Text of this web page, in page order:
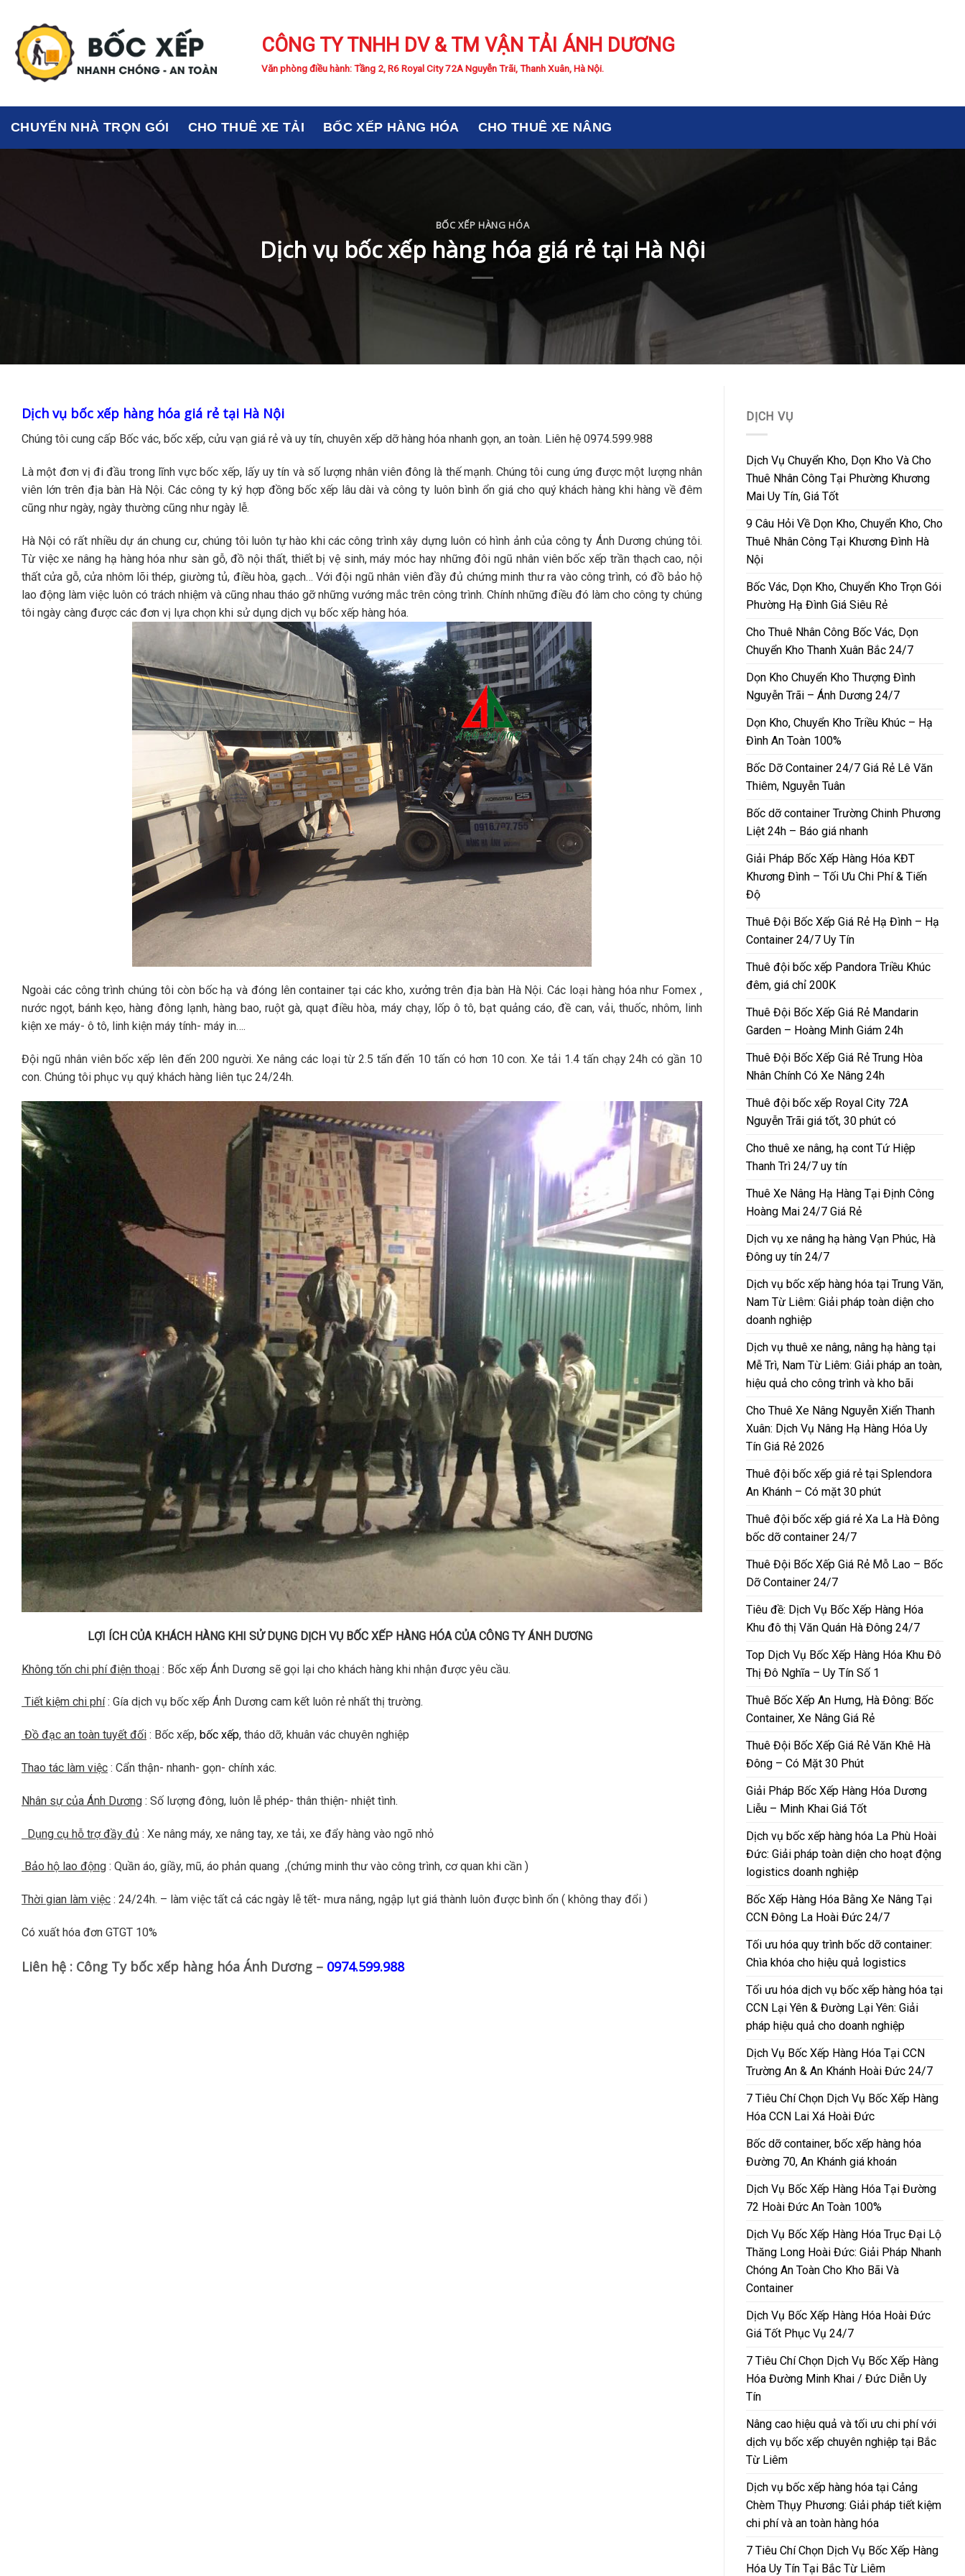
content
CÔNG TY TNHH DV & TM VẬN TẢI ÁNH DƯƠNG
Văn phòng điều hành: Tầng 2, R6 Royal City 72A Nguyễn Trãi, Thanh Xuân, Hà Nội.
CHUYỂN NHÀ TRỌN GÓI CHO THUÊ XE TẢI BỐC XẾP HÀNG HÓA CHO THUÊ XE NÂNG
BỐC XẾP HÀNG HÓA
Dịch vụ bốc xếp hàng hóa giá rẻ tại Hà Nội
Dịch vụ bốc xếp hàng hóa giá rẻ tại Hà Nội
Chúng tôi cung cấp Bốc vác, bốc xếp, cửu vạn giá rẻ và uy tín, chuyên xếp dỡ hàng hóa nhanh gọn, an toàn. Liên hệ 0974.599.988
Là một đơn vị đi đầu trong lĩnh vực bốc xếp, lấy uy tín và số lượng nhân viên đông là thế mạnh. Chúng tôi cung ứng được một lượng nhân
viên lớn trên địa bàn Hà Nội. Các công ty ký hợp đồng bốc xếp lâu dài và công ty luôn bình ổn giá cho quý khách hàng khi hàng về đêm
cũng như ngày, ngày thường cũng như ngày lễ.
Hà Nội có rất nhiều dự án chung cư, chúng tôi luôn tự hào khi các công trình xây dựng luôn có hình ảnh của công ty Ánh Dương chúng tôi.
Từ việc xe nâng hạ hàng hóa như sàn gỗ, đồ nội thất, thiết bị vệ sinh, máy móc hay những đôi ngũ nhân viên bốc xếp trần thạch cao, nội
thất cửa gỗ, cửa nhôm lõi thép, giường tủ, điều hòa, gạch… Với đội ngũ nhân viên đầy đủ chứng minh thư ra vào công trình, có đồ bảo hộ
lao động làm việc luôn có trách nhiệm và cũng nhau tháo gỡ những vướng mắc trên công trình. Chính những điều đó làm cho công ty chúng
tôi ngày càng được các đơn vị lựa chọn khi sử dụng dịch vụ bốc xếp hàng hóa.
Ngoài các công trình chúng tôi còn bốc hạ và đóng lên container tại các kho, xưởng trên địa bàn Hà Nội. Các loại hàng hóa như Fomex ,
nước ngọt, bánh kẹo, hàng đông lạnh, hàng bao, ruột gà, quạt điều hòa, máy chạy, lốp ô tô, bạt quảng cáo, đề can, vải, thuốc, nhôm, linh
kiện xe máy- ô tô, linh kiện máy tính- máy in….
Đội ngũ nhân viên bốc xếp lên đến 200 người. Xe nâng các loại từ 2.5 tấn đến 10 tấn có hơn 10 con. Xe tải 1.4 tấn chạy 24h có gần 10
con. Chúng tôi phục vụ quý khách hàng liên tục 24/24h.
LỢI ÍCH CỦA KHÁCH HÀNG KHI SỬ DỤNG DỊCH VỤ BỐC XẾP HÀNG HÓA CỦA CÔNG TY ÁNH DƯƠNG
Không tốn chi phí điện thoại : Bốc xếp Ánh Dương sẽ gọi lại cho khách hàng khi nhận được yêu cầu.
Tiết kiệm chi phí: Gía dịch vụ bốc xếp Ánh Dương cam kết luôn rẻ nhất thị trường.
Đồ đạc an toàn tuyết đối : Bốc xếp, bốc xếp, tháo dỡ, khuân vác chuyên nghiệp
Thao tác làm việc : Cẩn thận- nhanh- gọn- chính xác.
Nhân sự của Ánh Dương : Số lượng đông, luôn lễ phép- thân thiện- nhiệt tình.
Dụng cụ hỗ trợ đầy đủ : Xe nâng máy, xe nâng tay, xe tải, xe đẩy hàng vào ngõ nhỏ
Bảo hộ lao động : Quần áo, giầy, mũ, áo phản quang ,(chứng minh thư vào công trình, cơ quan khi cần )
Thời gian làm việc : 24/24h. – làm việc tất cả các ngày lễ tết- mưa nắng, ngập lụt giá thành luôn được bình ổn ( không thay đổi )
Có xuất hóa đơn GTGT 10%
Liên hệ : Công Ty bốc xếp hàng hóa Ánh Dương – 0974.599.988
DỊCH VỤ
Dịch Vụ Chuyển Kho, Dọn Kho Và Cho
Thuê Nhân Công Tại Phường Khương
Mai Uy Tín, Giá Tốt
9 Câu Hỏi Về Dọn Kho, Chuyển Kho, Cho
Thuê Nhân Công Tại Khương Đình Hà
Nội
Bốc Vác, Dọn Kho, Chuyển Kho Trọn Gói
Phường Hạ Đình Giá Siêu Rẻ
Cho Thuê Nhân Công Bốc Vác, Dọn
Chuyển Kho Thanh Xuân Bắc 24/7
Dọn Kho Chuyển Kho Thượng Đình
Nguyễn Trãi – Ánh Dương 24/7
Dọn Kho, Chuyển Kho Triều Khúc – Hạ
Đình An Toàn 100%
Bốc Dỡ Container 24/7 Giá Rẻ Lê Văn
Thiêm, Nguyễn Tuân
Bốc dỡ container Trường Chinh Phương
Liệt 24h – Báo giá nhanh
Giải Pháp Bốc Xếp Hàng Hóa KĐT
Khương Đình – Tối Ưu Chi Phí & Tiến
Độ
Thuê Đội Bốc Xếp Giá Rẻ Hạ Đình – Hạ
Container 24/7 Uy Tín
Thuê đội bốc xếp Pandora Triều Khúc
đêm, giá chỉ 200K
Thuê Đội Bốc Xếp Giá Rẻ Mandarin
Garden – Hoàng Minh Giám 24h
Thuê Đội Bốc Xếp Giá Rẻ Trung Hòa
Nhân Chính Có Xe Nâng 24h
Thuê đội bốc xếp Royal City 72A
Nguyễn Trãi giá tốt, 30 phút có
Cho thuê xe nâng, hạ cont Tứ Hiệp
Thanh Trì 24/7 uy tín
Thuê Xe Nâng Hạ Hàng Tại Định Công
Hoàng Mai 24/7 Giá Rẻ
Dịch vụ xe nâng hạ hàng Vạn Phúc, Hà
Đông uy tín 24/7
Dịch vụ bốc xếp hàng hóa tại Trung Văn,
Nam Từ Liêm: Giải pháp toàn diện cho
doanh nghiệp
Dịch vụ thuê xe nâng, nâng hạ hàng tại
Mễ Trì, Nam Từ Liêm: Giải pháp an toàn,
hiệu quả cho công trình và kho bãi
Cho Thuê Xe Nâng Nguyễn Xiển Thanh
Xuân: Dịch Vụ Nâng Hạ Hàng Hóa Uy
Tín Giá Rẻ 2026
Thuê đội bốc xếp giá rẻ tại Splendora
An Khánh – Có mặt 30 phút
Thuê đội bốc xếp giá rẻ Xa La Hà Đông
bốc dỡ container 24/7
Thuê Đội Bốc Xếp Giá Rẻ Mỗ Lao – Bốc
Dỡ Container 24/7
Tiêu đề: Dịch Vụ Bốc Xếp Hàng Hóa
Khu đô thị Văn Quán Hà Đông 24/7
Top Dịch Vụ Bốc Xếp Hàng Hóa Khu Đô
Thị Đô Nghĩa – Uy Tín Số 1
Thuê Bốc Xếp An Hưng, Hà Đông: Bốc
Container, Xe Nâng Giá Rẻ
Thuê Đội Bốc Xếp Giá Rẻ Văn Khê Hà
Đông – Có Mặt 30 Phút
Giải Pháp Bốc Xếp Hàng Hóa Dương
Liễu – Minh Khai Giá Tốt
Dịch vụ bốc xếp hàng hóa La Phù Hoài
Đức: Giải pháp toàn diện cho hoạt động
logistics doanh nghiệp
Bốc Xếp Hàng Hóa Bằng Xe Nâng Tại
CCN Đông La Hoài Đức 24/7
Tối ưu hóa quy trình bốc dỡ container:
Chìa khóa cho hiệu quả logistics
Tối ưu hóa dịch vụ bốc xếp hàng hóa tại
CCN Lại Yên & Đường Lại Yên: Giải
pháp hiệu quả cho doanh nghiệp
Dịch Vụ Bốc Xếp Hàng Hóa Tại CCN
Trường An & An Khánh Hoài Đức 24/7
7 Tiêu Chí Chọn Dịch Vụ Bốc Xếp Hàng
Hóa CCN Lai Xá Hoài Đức
Bốc dỡ container, bốc xếp hàng hóa
Đường 70, An Khánh giá khoán
Dịch Vụ Bốc Xếp Hàng Hóa Tại Đường
72 Hoài Đức An Toàn 100%
Dịch Vụ Bốc Xếp Hàng Hóa Trục Đại Lộ
Thăng Long Hoài Đức: Giải Pháp Nhanh
Chóng An Toàn Cho Kho Bãi Và
Container
Dịch Vụ Bốc Xếp Hàng Hóa Hoài Đức
Giá Tốt Phục Vụ 24/7
7 Tiêu Chí Chọn Dịch Vụ Bốc Xếp Hàng
Hóa Đường Minh Khai / Đức Diễn Uy
Tín
Nâng cao hiệu quả và tối ưu chi phí với
dịch vụ bốc xếp chuyên nghiệp tại Bắc
Từ Liêm
Dịch vụ bốc xếp hàng hóa tại Cảng
Chèm Thụy Phương: Giải pháp tiết kiệm
chi phí và an toàn hàng hóa
7 Tiêu Chí Chọn Dịch Vụ Bốc Xếp Hàng
Hóa Uy Tín Tại Bắc Từ Liêm